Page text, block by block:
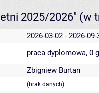
2025/2026" (w
2026-03-02 - 2026-09-
praca dyplomowa, 0
Zbigniew Burtan
(brak danych)